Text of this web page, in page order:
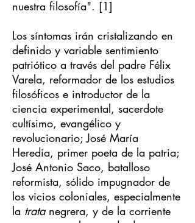
nuestra filosofía". [1]
Los síntomas irán cristalizando en
definido y variable sentimiento
patriótico a través del padre Félix
Varela, reformador de los estudios
filosóficos e introductor de la
ciencia experimental, sacerdote
cultísimo, evangélico y
revolucionario; José María
Heredia, primer poeta de la patria;
José Antonio Saco, batalloso
reformista, sólido impugnador de
los vicios coloniales, especialmente
la tratanegrera, y de la corriente